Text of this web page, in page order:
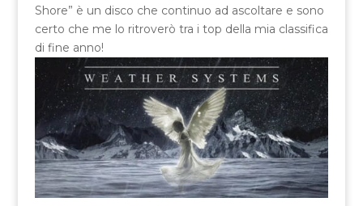
Shore” è un disco che continuo ad ascoltare e sono
certo che me lo ritroverò tra i top della mia classifica
di fine anno!